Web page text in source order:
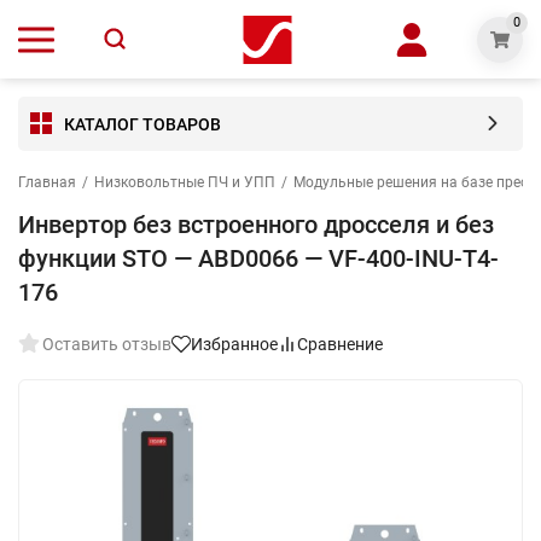
0
КАТАЛОГ ТОВАРОВ
Главная / Низковольтные ПЧ и УПП / Модульные решения на базе
Инвертор без встроенного дросселя и без
функции STO — ABD0066 — VF-400-INU-T4-
176
Оставить отзыв Избранное Сравнение